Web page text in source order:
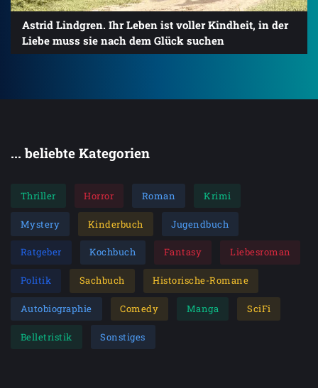
Astrid Lindgren. Ihr Leben ist voller Kindheit, in der
Liebe muss sie nach dem Glück suchen
... beliebte Kategorien
Thriller Horror Roman Krimi
Mystery Kinderbuch Jugendbuch
Ratgeber Kochbuch Fantasy Liebesroman
Politik Sachbuch Historische-Romane
Autobiographie Comedy Manga SciFi
Belletristik Sonstiges